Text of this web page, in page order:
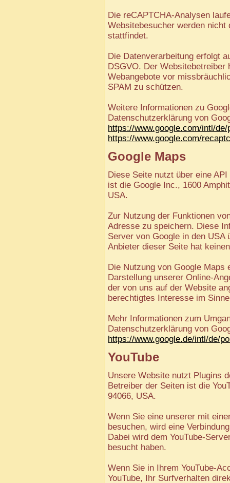
Die reCAPTCHA-Analysen
Websitebesucher werden nicht
stattfindet.
Die Datenverarbeitung erfolgt
DSGVO. Der
Webangebote vor
SPAM zu schützen.
Weitere Informationen zu
Datenschutzerklärung von
https://www.google.com/intl/
https://www.google.com/
Google Maps
Diese Seite nutzt über eine
ist die Google Inc., 1600
USA.
Zur Nutzung der Funktionen
Adresse zu speichern. Diese
Server von Google in den USA
Anbieter dieser Seite hat
Die Nutzung von Google Maps
Darstellung unserer Online-
der von uns auf der Website
berechtigtes Interesse im
Mehr Informationen zum
Datenschutzerklärung von
https://www.google.de/intl/de/
YouTube
Unsere Website nutzt Plugins
Betreiber der Seiten ist die
94066, USA.
Wenn Sie eine unserer mit
besuchen, wird eine
Dabei wird dem YouTube-
besucht haben.
Wenn Sie in Ihrem YouTube-
YouTube, Ihr Surfverhalten